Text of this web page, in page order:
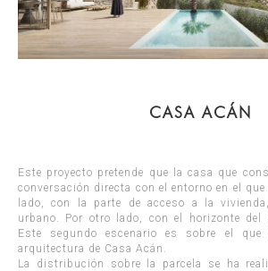
CASA ACÁN
Este proyecto pretende que la casa que
conversación directa con el entorno en el
lado, con la parte de acceso a la
urbano. Por otro lado, con el horizonte del
Este segundo escenario es sobre el
arquitectura de Casa Acán.
La distribución sobre la parcela se ha